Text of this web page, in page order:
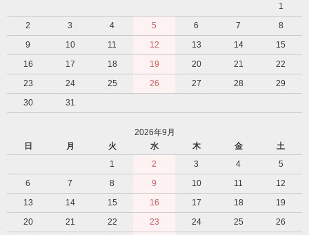
1
2
3 4 5 6 7
8
9
10 11 12 13 14
15
16
17 18 19 20 21
22
23
24 25 26 27 28
29
30
31
2026年9月
日
月 火 水 木 金
土
1
2 3 4
5
6
7 8 9 10 11
12
13
14 15 16 17 18
19
20
21 22 23 24 25
26